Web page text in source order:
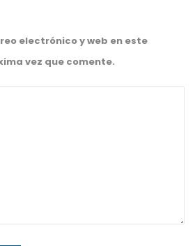
electrónico y web en este
vez que comente.